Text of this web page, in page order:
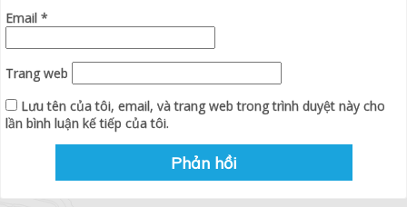
Email *
Trang web
Lưu tên của tôi, email, và trang web trong trình duyệt này cho
lần bình luận kế tiếp của tôi.